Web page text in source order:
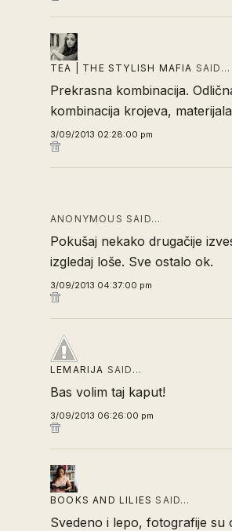
TEA | THE STYLISH MAFIA SAID…
Prekrasna kombinacija.
kombinacija krojeva,
3/09/2013 02:28:00 pm
ANONYMOUS SAID…
Pokušaj nekako drugačije
izgledaj loše. Sve ostalo ok.
3/09/2013 04:37:00 pm
LEMARIJA SAID…
Bas volim taj kaput!
3/09/2013 06:26:00 pm
BOOKS AND LILIES SAID…
Svedeno i lepo, fotografije su